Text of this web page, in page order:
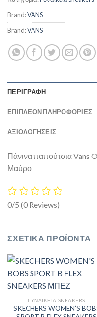
Brand:VANS
Brand:VANS
ΠΕΡΙΓΡΑΦΉ
ΕΠΙΠΛΈΟΝ ΠΛΗΡΟΦΟΡΊΕΣ
ΑΞΙΟΛΟΓΗΣΕΙΣ
Πάνινα παπούτσια Vans
Μαύρο
0/5 (0 Reviews)
ΣΧΕΤΙΚΆ ΠΡΟΪΌΝΤΑ
ΓΥΝΑΙΚΕΊΑ SNEAKERS
SKECHERS WOMEN’S